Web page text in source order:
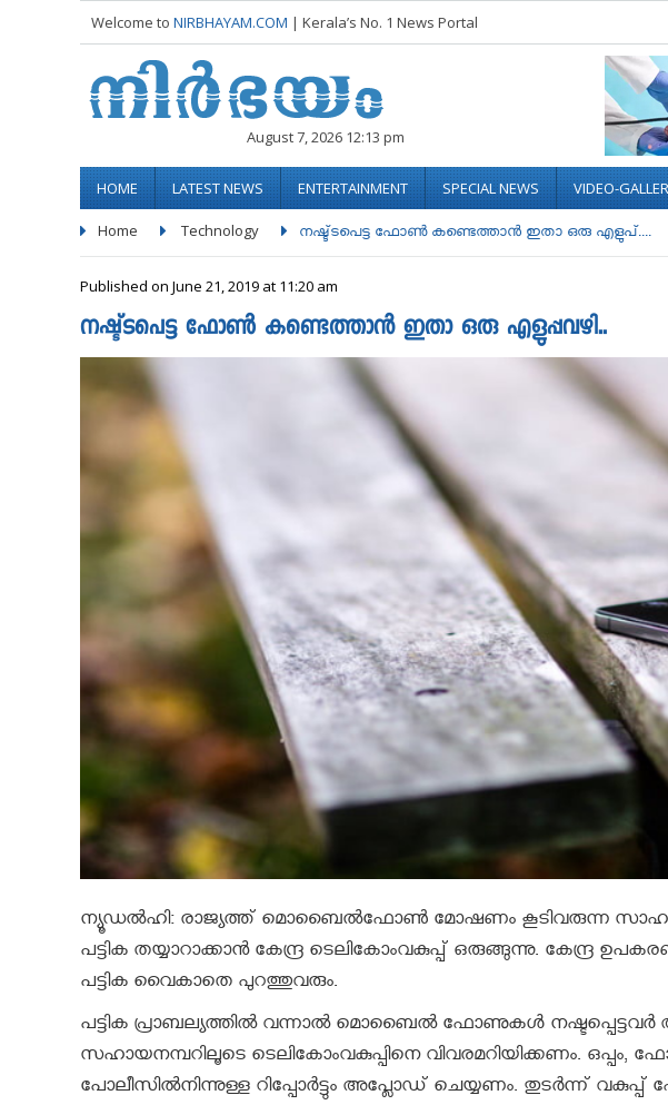
Welcome to NIRBHAYAM.COM | Kerala’s No. 1 News Portal
August 7, 2026 12:13 pm
HOME LATEST NEWS ENTERTAINMENT SPECIAL NEWS VIDEO-
Home Technology നഷ്ട്ടപെട്ട ഫോൺ കണ്ടെത്താൻ ഇതാ ഒരു എളുപ്....
Published on June 21, 2019 at 11:20 am
നഷ്ട്ടപെട്ട ഫോൺ കണ്ടെത്താൻ ഇതാ ഒരു എളുപ്പവഴി..
ന്യൂഡല്‍ഹി: രാജ്യത്ത് മൊബൈല്‍ഫോണ്‍ മോഷണം കൂടിവരുന്ന
പട്ടിക തയ്യാറാക്കാന്‍ കേന്ദ്ര ടെലികോംവകുപ്പ് ഒരുങ്ങുന്നു. കേന്ദ്ര
പട്ടിക വൈകാതെ പുറത്തുവരും.
പട്ടിക പ്രാബല്യത്തില്‍ വന്നാല്‍ മൊബൈല്‍ ഫോണുകള്‍ നഷ്ടപ്പെട്ടവര്‍
സഹായനമ്പറിലൂടെ ടെലികോംവകുപ്പിനെ വിവരമറിയിക്കണം. ഒപ്പം,
പോലീസില്‍നിന്നുള്ള റിപ്പോര്‍ട്ടും അപ്ലോഡ് ചെയ്യണം. തുടര്‍ന്ന്